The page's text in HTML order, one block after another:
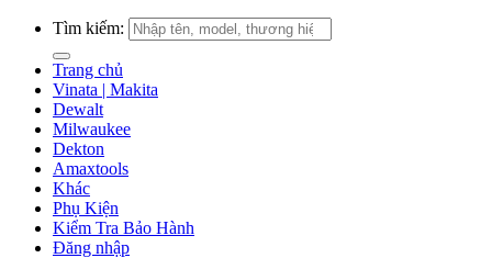
Tìm kiếm:
Trang chủ
Vinata | Makita
Dewalt
Milwaukee
Dekton
Amaxtools
Khác
Phụ Kiện
Kiểm Tra Bảo Hành
Đăng nhập